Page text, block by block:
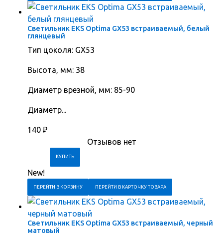
Светильник EKS Optima GX53 встраиваемый, белый
глянцевый
Тип цоколя: GX53
Высота, мм: 38
Диаметр врезной, мм: 85-90
Диаметр...
140 ₽
Отзывов нет
New!
ПЕРЕЙТИ В КОРЗИНУ ПЕРЕЙТИ В КАРТОЧКУ ТОВАРА
Светильник EKS Optima GX53 встраиваемый, черный
матовый